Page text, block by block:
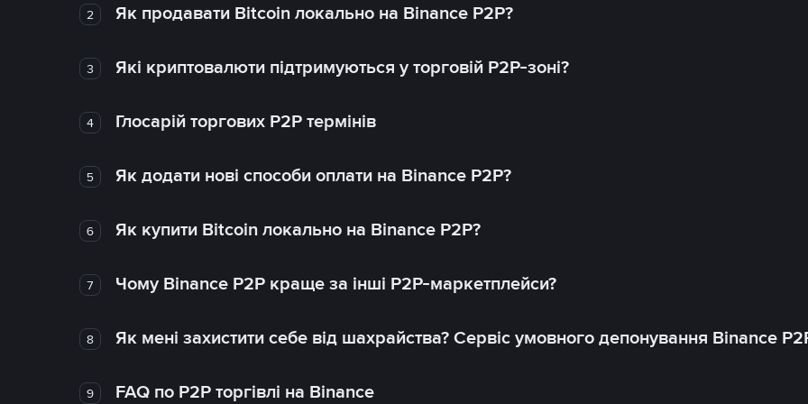
2 Як продавати Bitcoin локально на Binance P2P?
3 Які криптовалюти підтримуються у торговій P2P-зоні?
4 Глосарій торгових P2P термінів
5 Як додати нові способи оплати на Binance P2P?
6 Як купити Bitcoin локально на Binance P2P?
7 Чому Binance P2P краще за інші P2P-маркетплейси?
8 Як мені захистити себе від шахрайства? Сервіс умовного депонування Binance
9 FAQ по P2P торгівлі на Binance